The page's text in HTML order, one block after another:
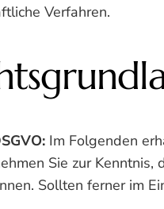
Verfahren.
Im Folgenden
Sie zur
Sollten ferner im